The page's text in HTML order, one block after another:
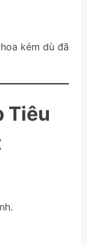
kém dù đã
Tiêu